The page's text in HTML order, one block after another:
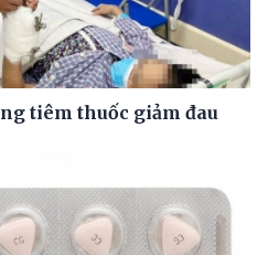
tiêm thuốc giảm đau